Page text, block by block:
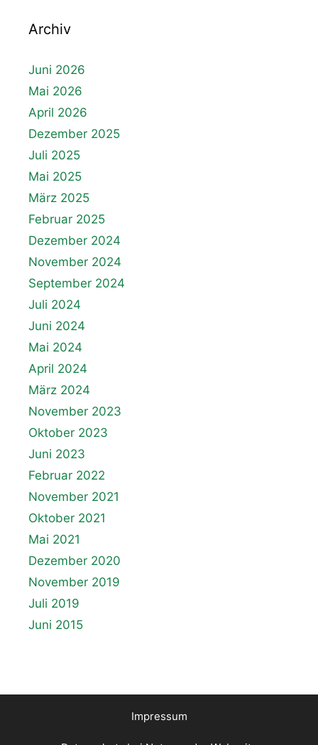
Archiv
Juni 2026
Mai 2026
April 2026
Dezember 2025
Juli 2025
Mai 2025
März 2025
Februar 2025
Dezember 2024
November 2024
September 2024
Juli 2024
Juni 2024
Mai 2024
April 2024
März 2024
November 2023
Oktober 2023
Juni 2023
Februar 2022
November 2021
Oktober 2021
Mai 2021
Dezember 2020
November 2019
Juli 2019
Juni 2015
Impressum